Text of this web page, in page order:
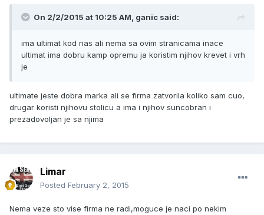
On 2/2/2015 at 10:25 AM, ganic said:
ima ultimat kod nas ali nema sa ovim stranicama inace
ultimat ima dobru kamp opremu ja koristim njihov krevet i vrh
je
ultimate jeste dobra marka ali se firma zatvorila koliko sam cuo,
drugar koristi njihovu stolicu a ima i njihov suncobran i
prezadovoljan je sa njima
Limar
Posted February 2, 2015
Nema veze sto vise firma ne radi,moguce je naci po nekim